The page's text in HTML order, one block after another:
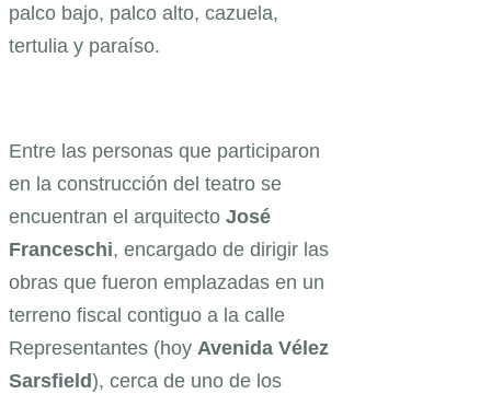
palco bajo, palco alto, cazuela,
tertulia y paraíso.
Entre las personas que participaron
en la construcción del teatro se
encuentran el arquitecto José
Franceschi, encargado de dirigir las
obras que fueron emplazadas en un
terreno fiscal contiguo a la calle
Representantes (hoy Avenida Vélez
Sarsfield), cerca de uno de los